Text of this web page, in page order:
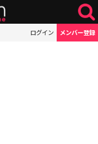
ログイン メンバー登録